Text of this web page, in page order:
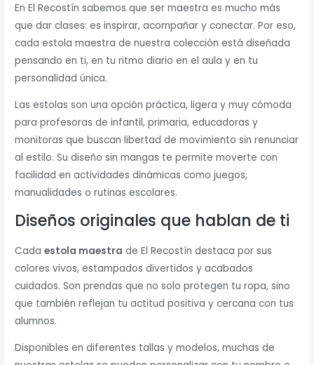
En El Recostín sabemos que ser maestra es mucho más
que dar clases: es inspirar, acompañar y conectar. Por eso,
cada estola maestra de nuestra colección está diseñada
pensando en ti, en tu ritmo diario en el aula y en tu
personalidad única.
Las estolas son una opción práctica, ligera y muy cómoda
para profesoras de infantil, primaria, educadoras y
monitoras que buscan libertad de movimiento sin renunciar
al estilo. Su diseño sin mangas te permite moverte con
facilidad en actividades dinámicas como juegos,
manualidades o rutinas escolares.
Diseños originales que hablan de ti
Cadaestola maestra de El Recostín destaca por sus
colores vivos, estampados divertidos y acabados
cuidados. Son prendas que no solo protegen tu ropa, sino
que también reflejan tu actitud positiva y cercana con tus
alumnos.
Disponibles en diferentes tallas y modelos, muchas de